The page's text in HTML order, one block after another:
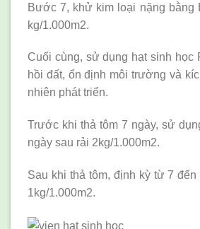
Bước 7, khử kim loại nặng bằng
kg/1.000m2.
Cuối cùng, sử dụng hạt sinh học
hồi đất, ổn định môi trường và
nhiên phát triển.
Trước khi thả tôm 7 ngày, sử
ngày sau rải 2kg/1.000m2.
Sau khi thả tôm, định kỳ từ 7
1kg/1.000m2.